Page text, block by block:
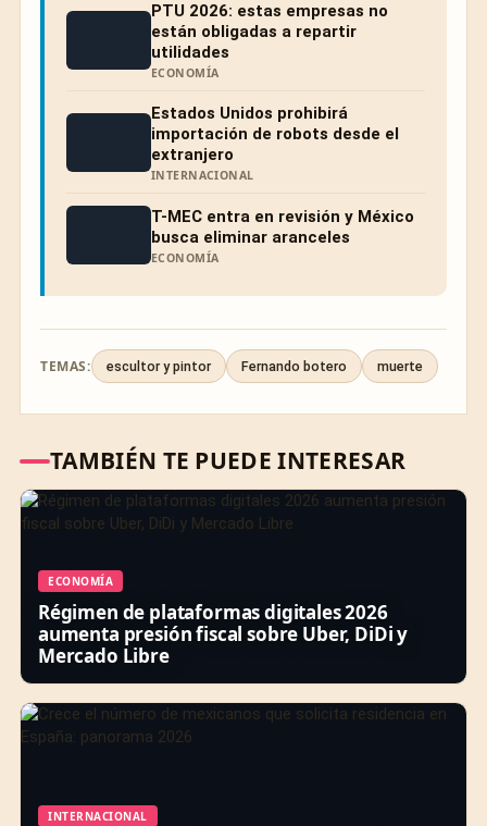
PTU 2026: estas empresas no
están obligadas a repartir
utilidades
ECONOMÍA
Estados Unidos prohibirá
importación de robots desde el
extranjero
INTERNACIONAL
T-MEC entra en revisión y México
busca eliminar aranceles
ECONOMÍA
TEMAS: escultor y pintor Fernando botero muerte
TAMBIÉN TE PUEDE INTERESAR
ECONOMÍA
Régimen de plataformas digitales 2026
aumenta presión fiscal sobre Uber, DiDi y
Mercado Libre
INTERNACIONAL